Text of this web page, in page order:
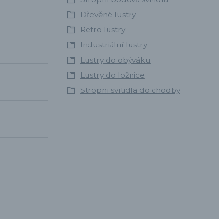
Dřevěné lustry
Retro lustry
Industriální lustry
Lustry do obýváku
Lustry do ložnice
Stropní svítidla do chodby